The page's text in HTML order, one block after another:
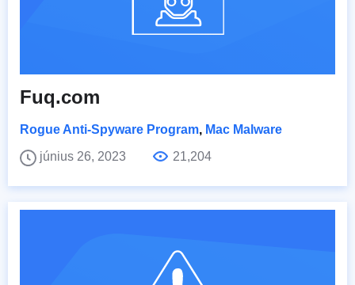
Fuq.com
Rogue Anti-Spyware Program, Mac Malware
június 26, 2023
21,204